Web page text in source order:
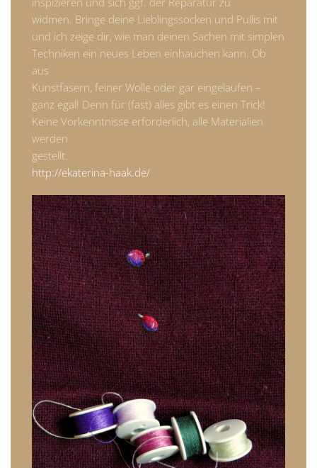
widmen. Bringe deine Lieblingssocken und Pullis mit
und ich zeige dir, wie man deinen Sachen mit simplen
Techniken ein neues Leben einhauchen kann. Ob
aus
Kunstfasern, feiner Wolle oder gar eingelaufen –
ganz egal! Denn für (fast) alles gibt es einen Trick!
Keine Vorkenntnisse erforderlich, alle Materialien
werden
gestellt.
http://ekaterina-haak.de/